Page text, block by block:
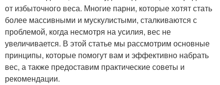
от избыточного веса. Многие парни, которые хотят стать
более массивными и мускулистыми, сталкиваются с
проблемой, когда несмотря на усилия, вес не
увеличивается. В этой статье мы рассмотрим основные
принципы, которые помогут вам и эффективно набрать
вес, а также предоставим практические советы и
рекомендации.